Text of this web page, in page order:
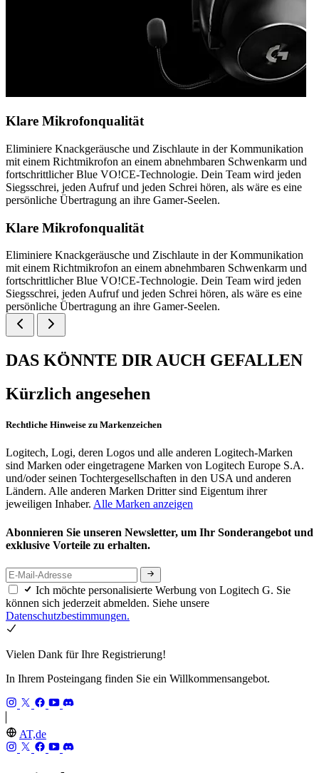
Klare Mikrofonqualität
Eliminiere Knackgeräusche und Zischlaute in der Kommunikation
mit einem Richtmikrofon an einem abnehmbaren Schwenkarm und
fortschrittlicher Blue VO!CE-Technologie. Dein Team wird jeden
Siegsschrei, jeden Aufruf und jeden Schrei hören, als wäre es eine
persönliche Übertragung an ihre Gamer-Seelen.
Klare Mikrofonqualität
Eliminiere Knackgeräusche und Zischlaute in der Kommunikation
mit einem Richtmikrofon an einem abnehmbaren Schwenkarm und
fortschrittlicher Blue VO!CE-Technologie. Dein Team wird jeden
Siegsschrei, jeden Aufruf und jeden Schrei hören, als wäre es eine
persönliche Übertragung an ihre Gamer-Seelen.
DAS KÖNNTE DIR AUCH GEFALLEN
Kürzlich angesehen
Rechtliche Hinweise zu Markenzeichen
Logitech, Logi, deren Logos und alle anderen Logitech-Marken
sind Marken oder eingetragene Marken von Logitech Europe S.A.
und/oder seinen Tochtergesellschaften in den USA und anderen
Ländern. Alle anderen Marken Dritter sind Eigentum ihrer
jeweiligen Inhaber. Alle Marken anzeigen
Abonnieren Sie unseren Newsletter, um Ihr Sonderangebot und
exklusive Vorteile zu erhalten.
Ich möchte personalisierte Werbung von Logitech G. Sie
können sich jederzeit abmelden. Siehe unsere
Datenschutzbestimmungen.
Vielen Dank für Ihre Registrierung!
In Ihrem Posteingang finden Sie ein Willkommensangebot.
AT,de